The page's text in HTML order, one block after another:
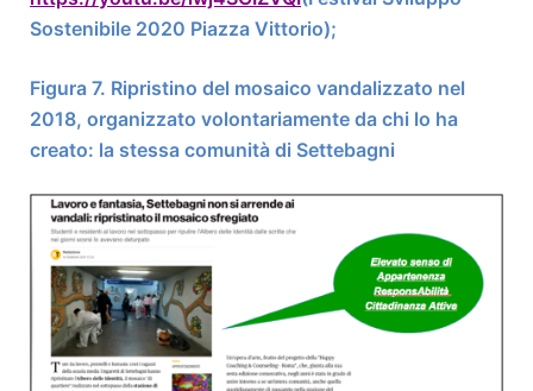
Sostenibile 2020 Piazza Vittorio);
Figura 7. Ripristino del mosaico vandalizzato nel
2018, organizzato volontariamente da chi lo ha
creato: la stessa comunità di Settebagni